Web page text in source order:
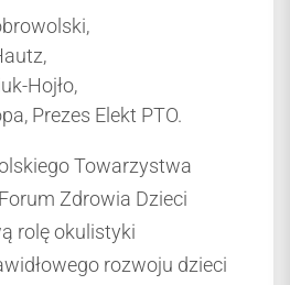
Hojło,
Prezes Elekt PTO.
Towarzystwa
Zdrowia Dzieci
rolę okulistyki
rozwoju dzieci